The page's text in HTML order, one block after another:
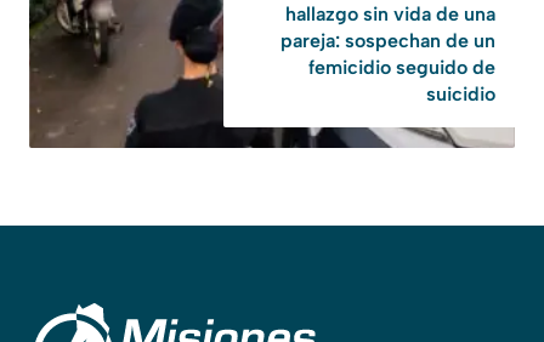
hallazgo sin vida de una
pareja: sospechan de un
femicidio seguido de
suicidio